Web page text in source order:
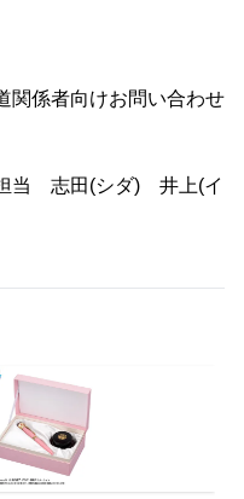
関係者向けお問い合わせ
当 志田(シダ) 井上(イ